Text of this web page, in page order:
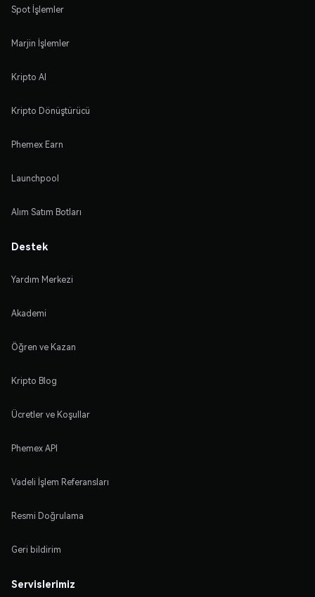
Spot İşlemler
Marjin İşlemler
Kripto Al
Kripto Dönüştürücü
Phemex Earn
Launchpool
Alım Satım Botları
Destek
Yardım Merkezi
Akademi
Öğren ve Kazan
Kripto Blog
Ücretler ve Koşullar
Phemex API
Vadeli İşlem Referansları
Resmi Doğrulama
Geri bildirim
Servislerimiz